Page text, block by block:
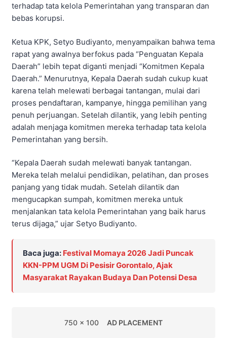
terhadap tata kelola Pemerintahan yang transparan dan
bebas korupsi.
Ketua KPK, Setyo Budiyanto, menyampaikan bahwa tema
rapat yang awalnya berfokus pada “Penguatan Kepala
Daerah” lebih tepat diganti menjadi “Komitmen Kepala
Daerah.” Menurutnya, Kepala Daerah sudah cukup kuat
karena telah melewati berbagai tantangan, mulai dari
proses pendaftaran, kampanye, hingga pemilihan yang
penuh perjuangan. Setelah dilantik, yang lebih penting
adalah menjaga komitmen mereka terhadap tata kelola
Pemerintahan yang bersih.
“Kepala Daerah sudah melewati banyak tantangan.
Mereka telah melalui pendidikan, pelatihan, dan proses
panjang yang tidak mudah. Setelah dilantik dan
mengucapkan sumpah, komitmen mereka untuk
menjalankan tata kelola Pemerintahan yang baik harus
terus dijaga,” ujar Setyo Budiyanto.
Baca juga: Festival Momaya 2026 Jadi Puncak
KKN-PPM UGM Di Pesisir Gorontalo, Ajak
Masyarakat Rayakan Budaya Dan Potensi Desa
750 x 100 AD PLACEMENT